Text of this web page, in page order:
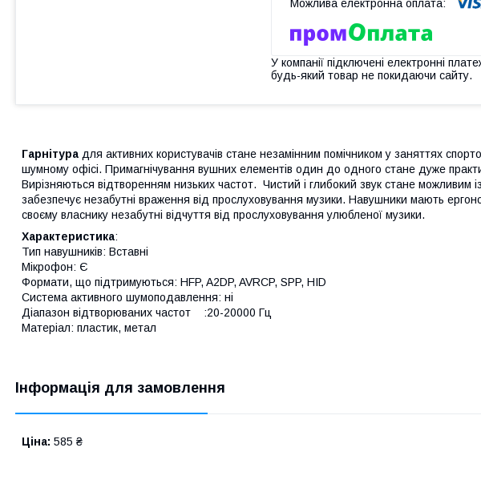
У компанії підключені електронні
будь-який товар не покидаючи сайту.
Гарнітура для активних користувачів стане незамінним помічником у заняттях
шумному офісі. Примагнічування вушних елементів один до одного стане дуже
Вирізняються відтворенням низьких частот. Чистий і глибокий звук стане
забезпечує незабутні враження від прослуховування музики. Навушники мають
своєму власнику незабутні відчуття від прослуховування улюбленої музики.
Характеристика:
Тип навушників: Вставні
Мікрофон: Є
Формати, що підтримуються: HFP, A2DP, AVRCP, SPP, HID
Система активного шумоподавлення: ні
Діапазон відтворюваних частот :20-20000 Гц
Матеріал: пластик, метал
Інформація для замовлення
Ціна: 585 ₴